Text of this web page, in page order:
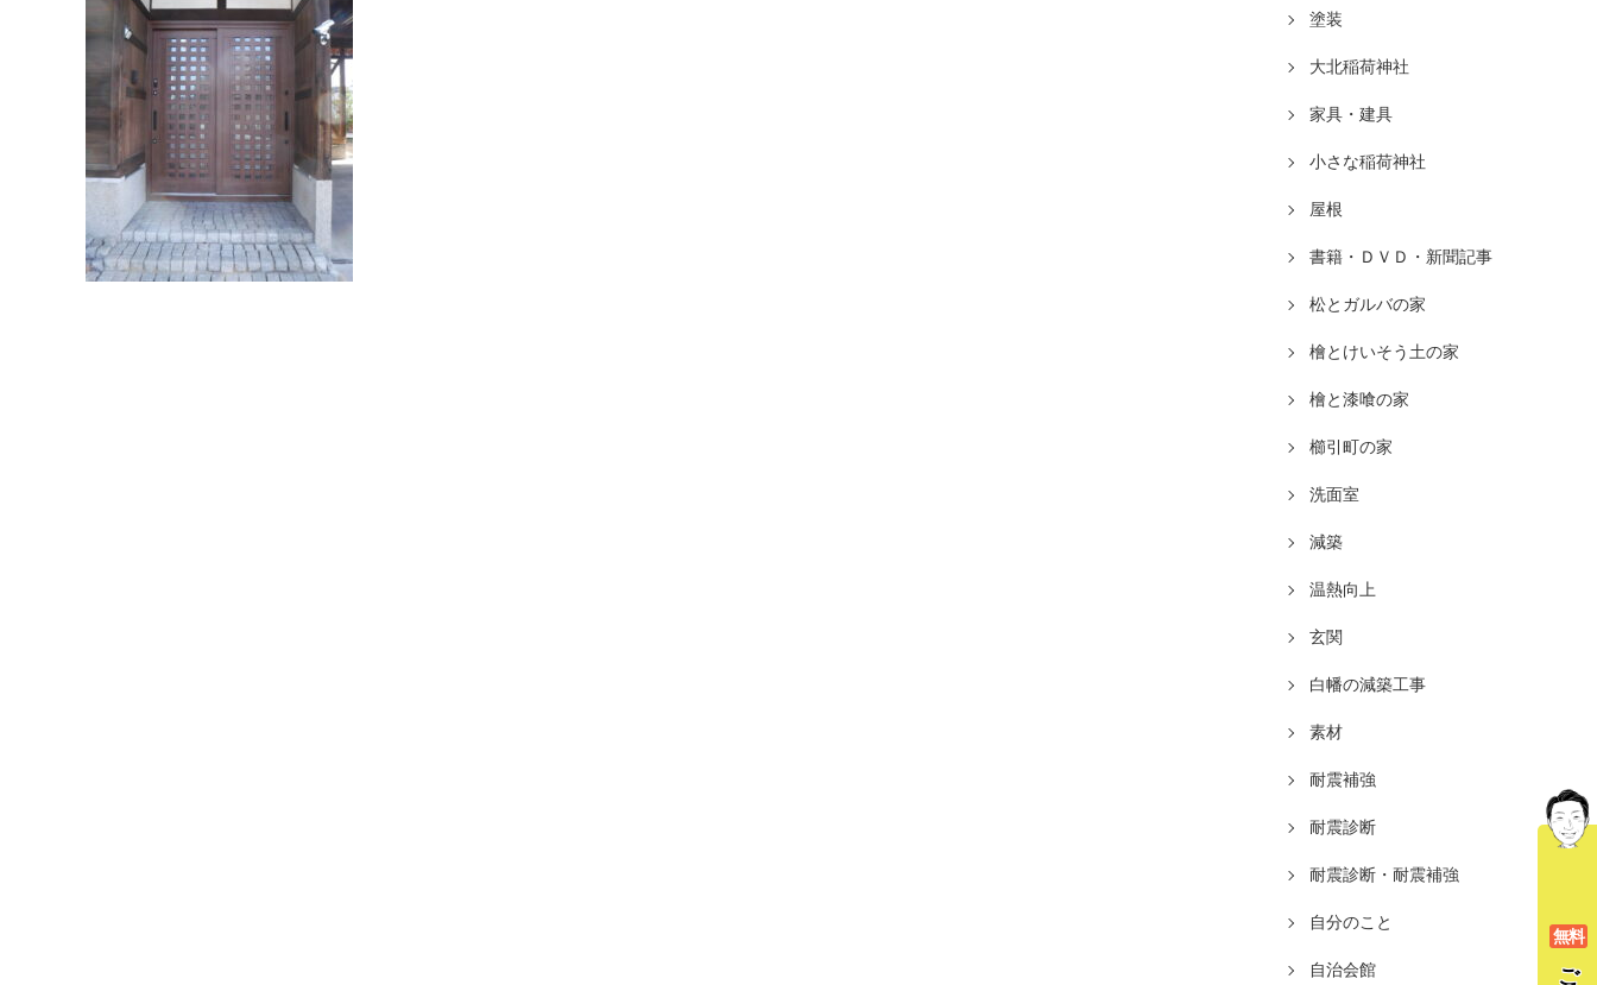
無料
ご相談
塗装
大北稲荷神社
家具・建具
小さな稲荷神社
屋根
書籍・ＤＶＤ・新聞記事
松とガルバの家
檜とけいそう土の家
檜と漆喰の家
櫛引町の家
洗面室
減築
温熱向上
玄関
白幡の減築工事
素材
耐震補強
耐震診断
耐震診断・耐震補強
自分のこと
自治会館